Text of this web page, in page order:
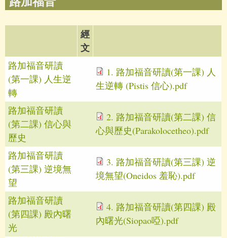
經
文
路加福音研讀
(第一課) 人生逆
轉
1. 路加福音研讀(第一課) 人
生逆轉 (Pistis 信心).pdf
路加福音研讀
(第二課) 信心與
歷史
2. 路加福音研讀(第二課) 信
心與歷史(Parakolocetheo).pdf
路加福音研讀
(第三課) 逆境無
望
3. 路加福音研讀(第三課) 逆
境無望(Oneidos 羞恥).pdf
路加福音研讀
(第四課) 殿內曙
光
4. 路加福音研讀(第四課) 殿
內曙光(Siopao啞).pdf